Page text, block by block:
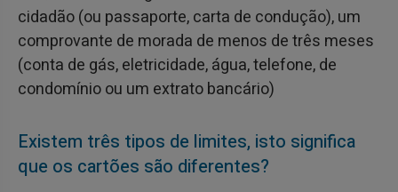
cidadão (ou passaporte, carta de condução), um
comprovante de morada de menos de três meses
(conta de gás, eletricidade, água, telefone, de
condomínio ou um extrato bancário)
Existem três tipos de limites, isto significa
que os cartões são diferentes?